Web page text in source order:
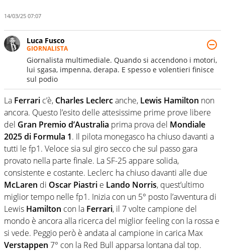
14/03/25 07:07
Luca Fusco
GIORNALISTA
Giornalista multimediale. Quando si accendono i motori,
lui sgasa, impenna, derapa. E spesso e volentieri finisce
sul podio
La Ferrari c’è, Charles Leclercanche, Lewis Hamilton non
ancora. Questo l’esito delle attesissime prime prove libere
del Gran Premio d’Australia prima prova del Mondiale
2025 di Formula 1. Il pilota monegasco ha chiuso davanti a
tutti le fp1. Veloce sia sul giro secco che sul passo gara
provato nella parte finale. La SF-25 appare solida,
consistente e costante. Leclerc ha chiuso davanti alle due
McLaren di Oscar Piastri e Lando Norris, quest’ultimo
miglior tempo nelle fp1. Inizia con un 5° posto l’avventura di
Lewis Hamilton con la Ferrari, il 7 volte campione del
mondo è ancora alla ricerca del miglior feeling con la rossa e
si vede. Peggio però è andata al campione in carica Max
Verstappen 7° con la Red Bull apparsa lontana dal top.